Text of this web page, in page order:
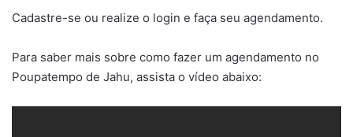
Cadastre-se ou realize o login e faça seu agendamento.
Para saber mais sobre como fazer um agendamento no
Poupatempo de Jahu, assista o vídeo abaixo: